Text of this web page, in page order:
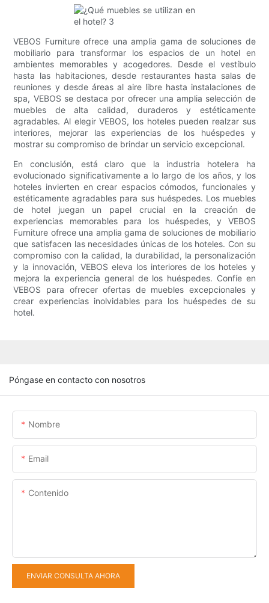
VEBOS Furniture ofrece una amplia gama de soluciones de
mobiliario para transformar los espacios de un hotel en
ambientes memorables y acogedores. Desde el vestíbulo
hasta las habitaciones, desde restaurantes hasta salas de
reuniones y desde áreas al aire libre hasta instalaciones de
spa, VEBOS se destaca por ofrecer una amplia selección de
muebles de alta calidad, duraderos y estéticamente
agradables. Al elegir VEBOS, los hoteles pueden realzar sus
interiores, mejorar las experiencias de los huéspedes y
mostrar su compromiso de brindar un servicio excepcional.
En conclusión, está claro que la industria hotelera ha
evolucionado significativamente a lo largo de los años, y los
hoteles invierten en crear espacios cómodos, funcionales y
estéticamente agradables para sus huéspedes. Los muebles
de hotel juegan un papel crucial en la creación de
experiencias memorables para los huéspedes, y VEBOS
Furniture ofrece una amplia gama de soluciones de mobiliario
que satisfacen las necesidades únicas de los hoteles. Con su
compromiso con la calidad, la durabilidad, la personalización
y la innovación, VEBOS eleva los interiores de los hoteles y
mejora la experiencia general de los huéspedes. Confíe en
VEBOS para ofrecer ofertas de muebles excepcionales y
crear experiencias inolvidables para los huéspedes de su
hotel.
Póngase en contacto con nosotros
Nombre
Email
Contenido
ENVIAR CONSULTA AHORA